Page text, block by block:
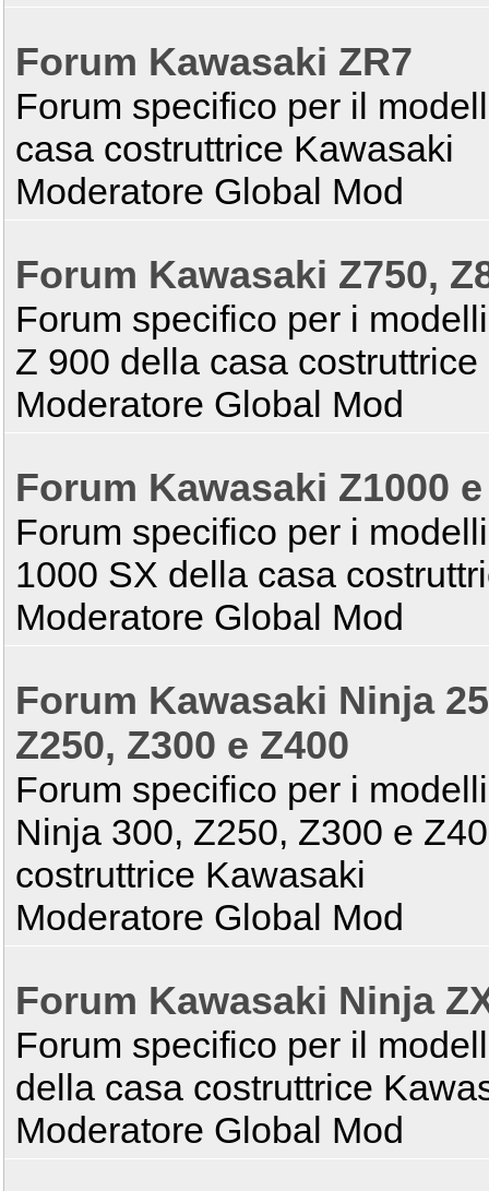
Forum Kawasaki ZR7
Forum specifico per il
casa costruttrice Kawasaki
Moderatore Global Mod
Forum Kawasaki Z750,
Forum specifico per i
Z 900 della casa
Moderatore Global Mod
Forum Kawasaki Z1000
Forum specifico per i
1000 SX della casa
Moderatore Global Mod
Forum Kawasaki Ninja
Z250, Z300 e Z400
Forum specifico per i
Ninja 300, Z250, Z300 e
costruttrice Kawasaki
Moderatore Global Mod
Forum Kawasaki Ninja
Forum specifico per il
della casa costruttrice
Moderatore Global Mod